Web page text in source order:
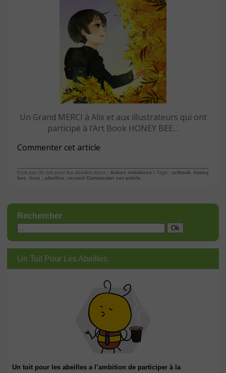
Un Grand MERCI à Alix et aux illustrateurs qui ont
participé à l’Art Book HONEY BEE…
Commenter cet article
Ecrit par Un toit pour les abeilles dans : Autres initiatives | Tags : artbook
honey
bee
livre ; abeilles recueil Commenter cet article
Rechercher
Un Toit Pour Les Abeilles
Un toit pour les abeilles a l’ambition de participer à la